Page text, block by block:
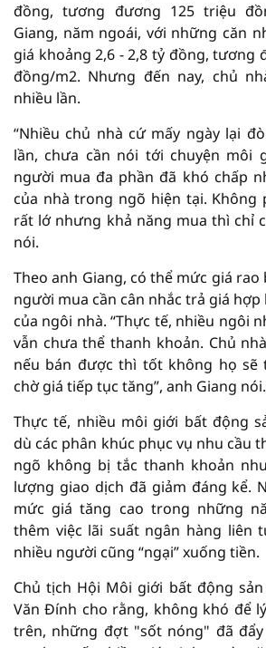
đồng, tương đương 125 triệu
Giang, năm ngoái, với những căn
giá khoảng 2,6 - 2,8 tỷ đồng, tương
đồng/m2. Nhưng đến nay, chủ
nhiều lần.
“Nhiều chủ nhà cứ mấy ngày lại
lần, chưa cần nói tới chuyện môi
người mua đa phần đã khó chấp
của nhà trong ngõ hiện tại. Không
rất lớ nhưng khả năng mua thì chỉ
nói.
Theo anh Giang, có thể mức giá
người mua cần cân nhắc trả giá hợp
của ngôi nhà. “Thực tế, nhiều ngôi
vẫn chưa thể thanh khoản. Chủ
nếu bán được thì tốt không họ sẽ
chờ giá tiếp tục tăng”, anh Giang nói.
Thực tế, nhiều môi giới bất động
dù các phân khúc phục vụ nhu cầu
ngõ không bị tắc thanh khoản
lượng giao dịch đã giảm đáng kể.
mức giá tăng cao trong những
thêm việc lãi suất ngân hàng liên
nhiều người cũng “ngại” xuống tiền.
Chủ tịch Hội Môi giới bất động
Văn Đính cho rằng, không khó để
trên, những đợt "sốt nóng" đã